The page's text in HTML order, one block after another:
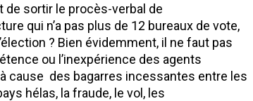
sortir le procès-verbal de
qui n’a pas plus de 12 bureaux de vote,
? Bien évidemment, il ne faut pas
ou l’inexpérience des agents
cause des bagarres incessantes entre les
hélas, la fraude, le vol, les